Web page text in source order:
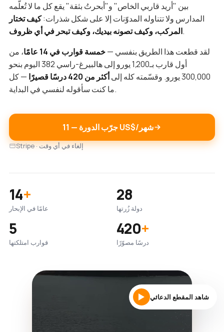
بين "أريد قاربي الخاص" و"أبحرتُ بثقة" يقع كل ما لا تُعلّمه
المدارس ولا تتناوله المدوّنات إلا على شكل شذرات:كيف تختار
المركب، وكيف تصونه بيديك، وكيف تبحر في أي ظروف.
لقد قطعت هذا الطريق بنفسي —خمسة قوارب في 14 عامًا
، من
أول قارب بـ1,200 يورو إلى هالبيرغ-راسي 382 اليوم بنحو
300,000 يورو. وقسّمته كله إلى
أكثر من 420 درسًا قصيرًا
— كل
ما كنت سأقوله لنفسي في البداية.
جرّب الدورة — ‏11 US$/شهر
Stripe · إلغاء في أي وقت
14+
عامًا في الإبحار
28
دولة زُرتها
5
قوارب امتلكتها
420+
درسًا مصوّرًا
شاهد المقطع الدعائي